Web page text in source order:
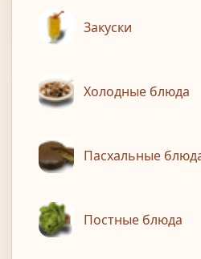
Закуски
Холодные блюда
Пасхальные
Постные блюда